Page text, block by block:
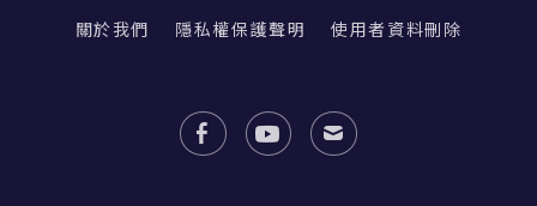
關於我們 隱私權保護聲明 使用者資料刪除